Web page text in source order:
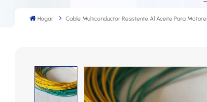
Hogar Cable Multiconductor Resistente Al Aceite Para